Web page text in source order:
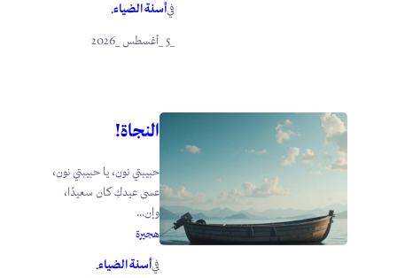
فيأسنة الضياء.
_5 _أغسطس _2026
النجاة!
حبيبتي نون، يا حبيبتي نون،
عسى عيدكِ كان سعيدًا،
وإن...
هجيرة
فيأسنة الضياء.